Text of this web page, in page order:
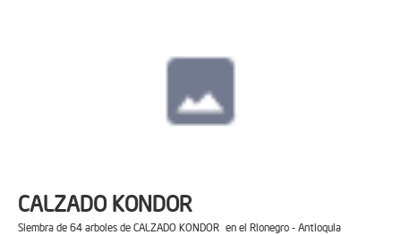
CALZADO KONDOR
Siembra de 64 arboles de CALZADO KONDOR en el Rionegro - Antioquia